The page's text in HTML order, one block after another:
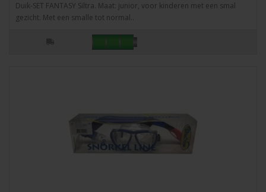
Duik-SET FANTASY Siltra. Maat: junior, voor kinderen met een smal
gezicht. Met een smalle tot normal..